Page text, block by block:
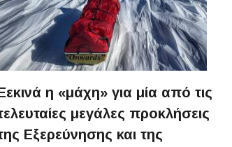
η «μάχη» για μία από τις
μεγάλες προκλήσεις
Εξερεύνησης και της